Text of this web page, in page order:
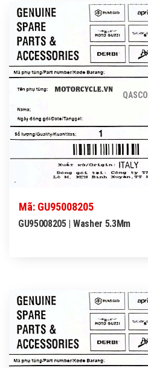
QASCO
Mã: GU95008205
GU95008205 | Washer 5.3Mm